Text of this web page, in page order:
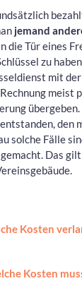
jemand
die Tür eines
zu
mit
meist
übergeben.
den
solche Fälle
Das
Kosten
Kosten